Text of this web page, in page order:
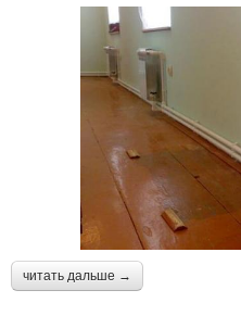
читать дальше →